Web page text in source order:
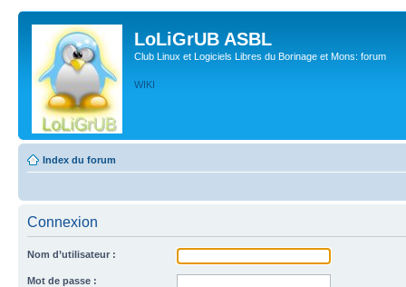
LoLiGrUB ASBL
Club Linux et Logiciels Libres du Borinage et Mons: forum
WIKI
Index du forum
Connexion
Nom d’utilisateur :
Mot de passe :